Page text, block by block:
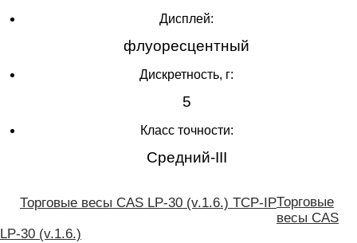
Дисплей:
флуоресцентный
Дискретность, г:
5
Класс точности:
Средний-III
Торговые весы CAS LP-30 (v.1.6.) TCP-IPТорговые
весы CAS
LP-30 (v.1.6.)